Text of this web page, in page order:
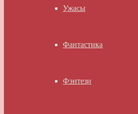
Ужасы
Фантастика
Фэнтези